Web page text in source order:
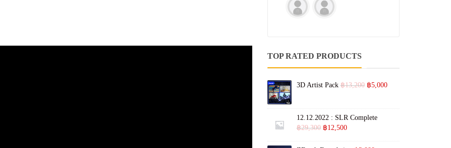
TOP RATED PRODUCTS
3D Artist Pack ฿13,200 ฿5,000
12.12.2022 : SLR Complete
฿29,300 ฿12,500